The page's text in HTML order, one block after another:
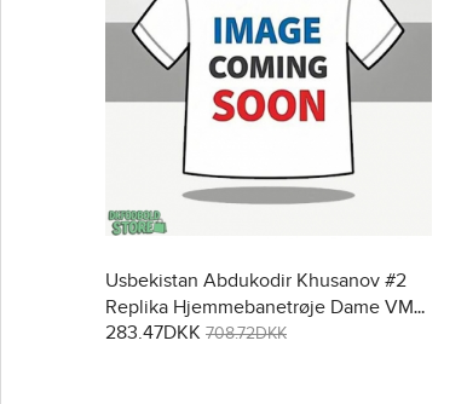
Usbekistan Abdukodir Khusanov #2
Replika Hjemmebanetrøje Dame VM
2026 Kortærmet
283.47DKK 708.72DKK